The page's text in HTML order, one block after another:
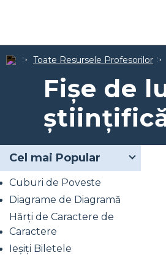
Toate Resursele Profesorilor
Fișe de
Cel mai Popular
Cuburi de Poveste
Diagrame de Diagramă
Hărți de Caractere de
Caractere
Ieșiți Biletele